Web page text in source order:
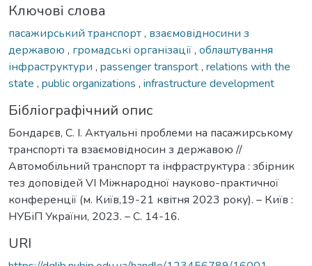
Ключові слова
пасажирський транспорт, взаємовідносини з
державою , громадські організації, облаштування
інфраструктури , passenger transport, relations with the
state , public organizations , infrastructure development
Бібліографічний опис
Бондарєв, С. І. Актуальні проблеми на пасажирському
транспорті та взаємовідносин з державою //
Автомобільний транспорт та інфраструктура : збірник
тез доповідей VІ Міжнародної науково-практичної
конференції (м. Київ,19-21 квітня 2023 року). – Київ :
НУБіП України, 2023. – С. 14-16.
URI